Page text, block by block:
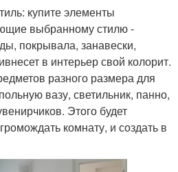
купите элементы
выбранному стилю -
покрывала, занавески,
в интерьер свой колорит.
разного размера для
вазу, светильник, панно,
Этого будет
комнату, и создать в